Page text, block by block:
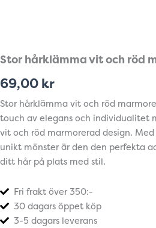
Stor hårklämma vit och röd
69,00 kr
Stor hårklämma vit och röd
touch av elegans och individualitet
vit och röd marmorerad design.
unikt mönster är den den perfekta
ditt hår på plats med stil.
Fri frakt över 350:-
30 dagars öppet köp
3-5 dagars leverans